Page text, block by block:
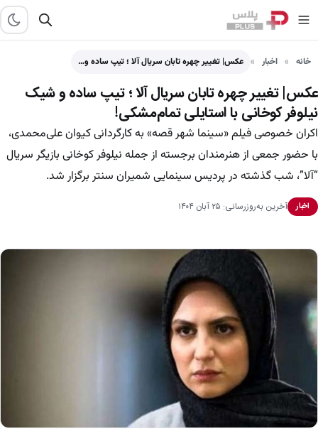
خانه اخبار عکس| تغییر چهره تابان سریال آلا ؛ تیپ ساده و…
عکس| تغییر چهره تابان سریال آلا ؛ تیپ ساده و شیک
نیلوفر کوخانی با استایلی تمام‌مشکی!
اکران خصوصی فیلم «سینما شهر قصه» به کارگردانی کیوان علی‌محمدی،
با حضور جمعی از هنرمندان برجسته از جمله نیلوفر کوخانی بازیگر سریال
“آلا”، شب گذشته در پردیس سینمایی شمیران سنتر برگزار شد.
اخبار آخرین به‌روزرسانی: ۲۵ آبان ۱۴۰۴